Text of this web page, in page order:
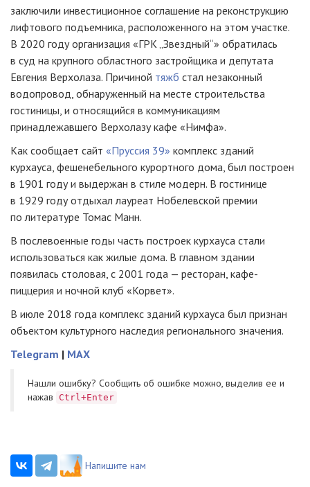
заключили инвестиционное соглашение на реконструкцию
лифтового подъемника, расположенного на этом участке.
В 2020 году организация «ГРК „Звездный“» обратилась
в суд на крупного областного застройщика и депутата
Евгения Верхолаза. Причиной тяжб стал незаконный
водопровод, обнаруженный на месте строительства
гостиницы, и относящийся в коммуникациям
принадлежавшего Верхолазу кафе «Нимфа».
Как сообщает сайт «Пруссия 39» комплекс зданий
курхауса, фешенебельного курортного дома, был построен
в 1901 году и выдержан в стиле модерн. В гостинице
в 1929 году отдыхал лауреат Нобелевской премии
по литературе Томас Манн.
В послевоенные годы часть построек курхауса стали
использоваться как жилые дома. В главном здании
появилась столовая, с 2001 года — ресторан, кафе-
пиццерия и ночной клуб «Корвет».
В июле 2018 года комплекс зданий курхауса был признан
объектом культурного наследия регионального значения.
Telegram | MAX
Нашли ошибку? Cообщить об ошибке можно, выделив ее и
нажав
Ctrl+Enter
Напишите нам